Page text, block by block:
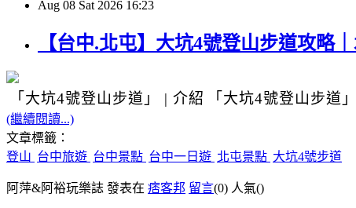
Aug 08 Sat 2026 16:23
【台中.北屯】大坑4號登山步道攻略
「大坑4號登山步道」 | 介紹 「大坑4號登山步道」
(繼續閱讀...)
文章標籤：
登山 台中旅遊 台中景點 台中一日遊 北屯景點 大坑4號步道
阿萍&阿裕玩樂誌 發表在 痞客邦 留言(0) 人氣()